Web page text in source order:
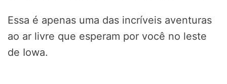
Essa é apenas uma das incríveis aventuras
ao ar livre que esperam por você no leste
de Iowa.